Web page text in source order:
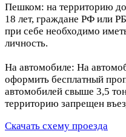
Пешком: на территорию
18 лет, граждане РФ или
при себе необходимо
личность.
На автомобиле: На
оформить бесплатный
автомобилей свыше 3,5
территорию запрещен
Скачать схему проезда